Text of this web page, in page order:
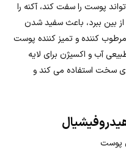
پوست را سفت کند، آکنه را
بین ببرد، باعث سفید شدن
کننده و تمیز کننده پوست
آب و اکسیژن برای لایه
سخت استفاده می کند و